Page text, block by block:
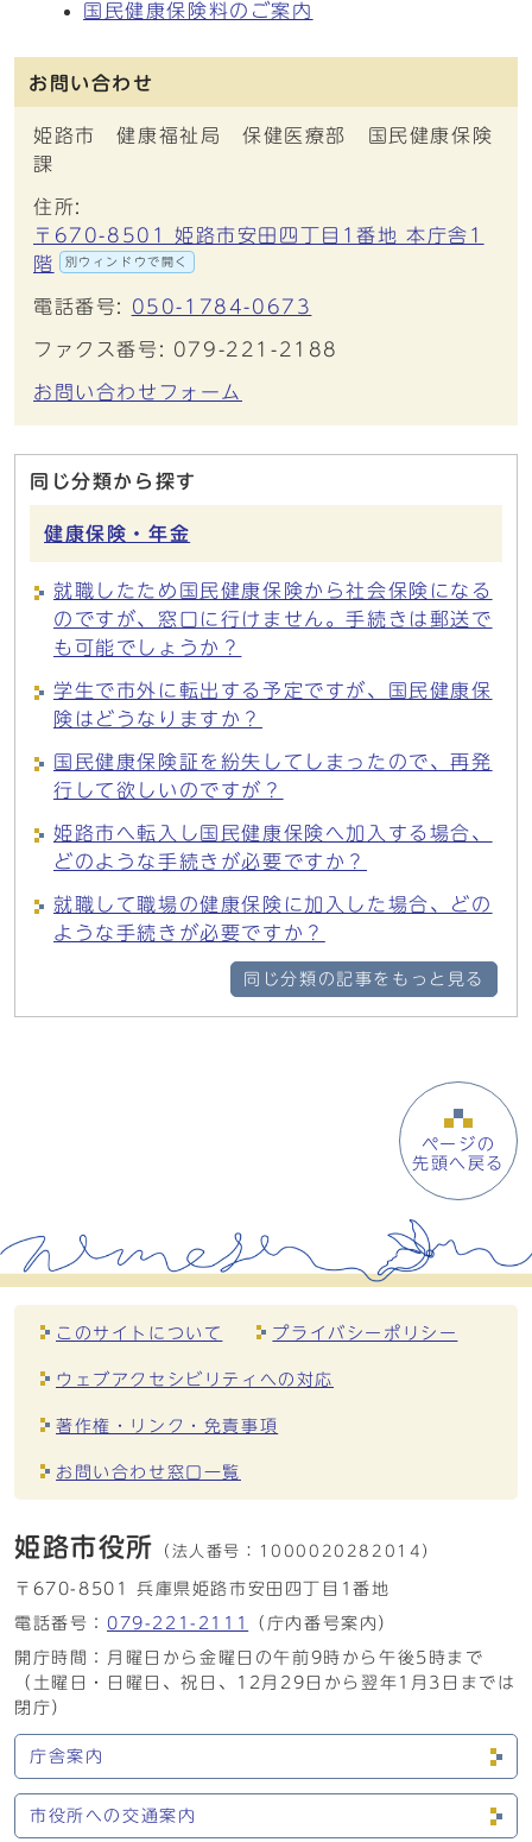
国民健康保険料のご案内
お問い合わせ
姫路市 健康福祉局 保健医療部 国民健康保険
課
住所:
〒670-8501 姫路市安田四丁目1番地 本庁舎1
階
別ウィンドウで開く
電話番号: 050-1784-0673
ファクス番号: 079-221-2188
お問い合わせフォーム
同じ分類から探す
健康保険・年金
就職したため国民健康保険から社会保険になる
のですが、窓口に行けません。手続きは郵送で
も可能でしょうか？
学生で市外に転出する予定ですが、国民健康保
険はどうなりますか？
国民健康保険証を紛失してしまったので、再発
行して欲しいのですが？
姫路市へ転入し国民健康保険へ加入する場合、
どのような手続きが必要ですか？
就職して職場の健康保険に加入した場合、どの
ような手続きが必要ですか？
同じ分類の記事をもっと見る
ページの
先頭へ戻る
このサイトについて プライバシーポリシー
ウェブアクセシビリティへの対応
著作権・リンク・免責事項
お問い合わせ窓口一覧
姫路市役所 （法人番号： 1000020282014）
〒670-8501 兵庫県姫路市安田四丁目1番地
電話番号： 079-221-2111
（庁内番号案内）
開庁時間：月曜日から金曜日の午前9時から午後5時まで
（土曜日・日曜日、祝日、12月29日から翌年1月3日までは
閉庁）
庁舎案内
市役所への交通案内